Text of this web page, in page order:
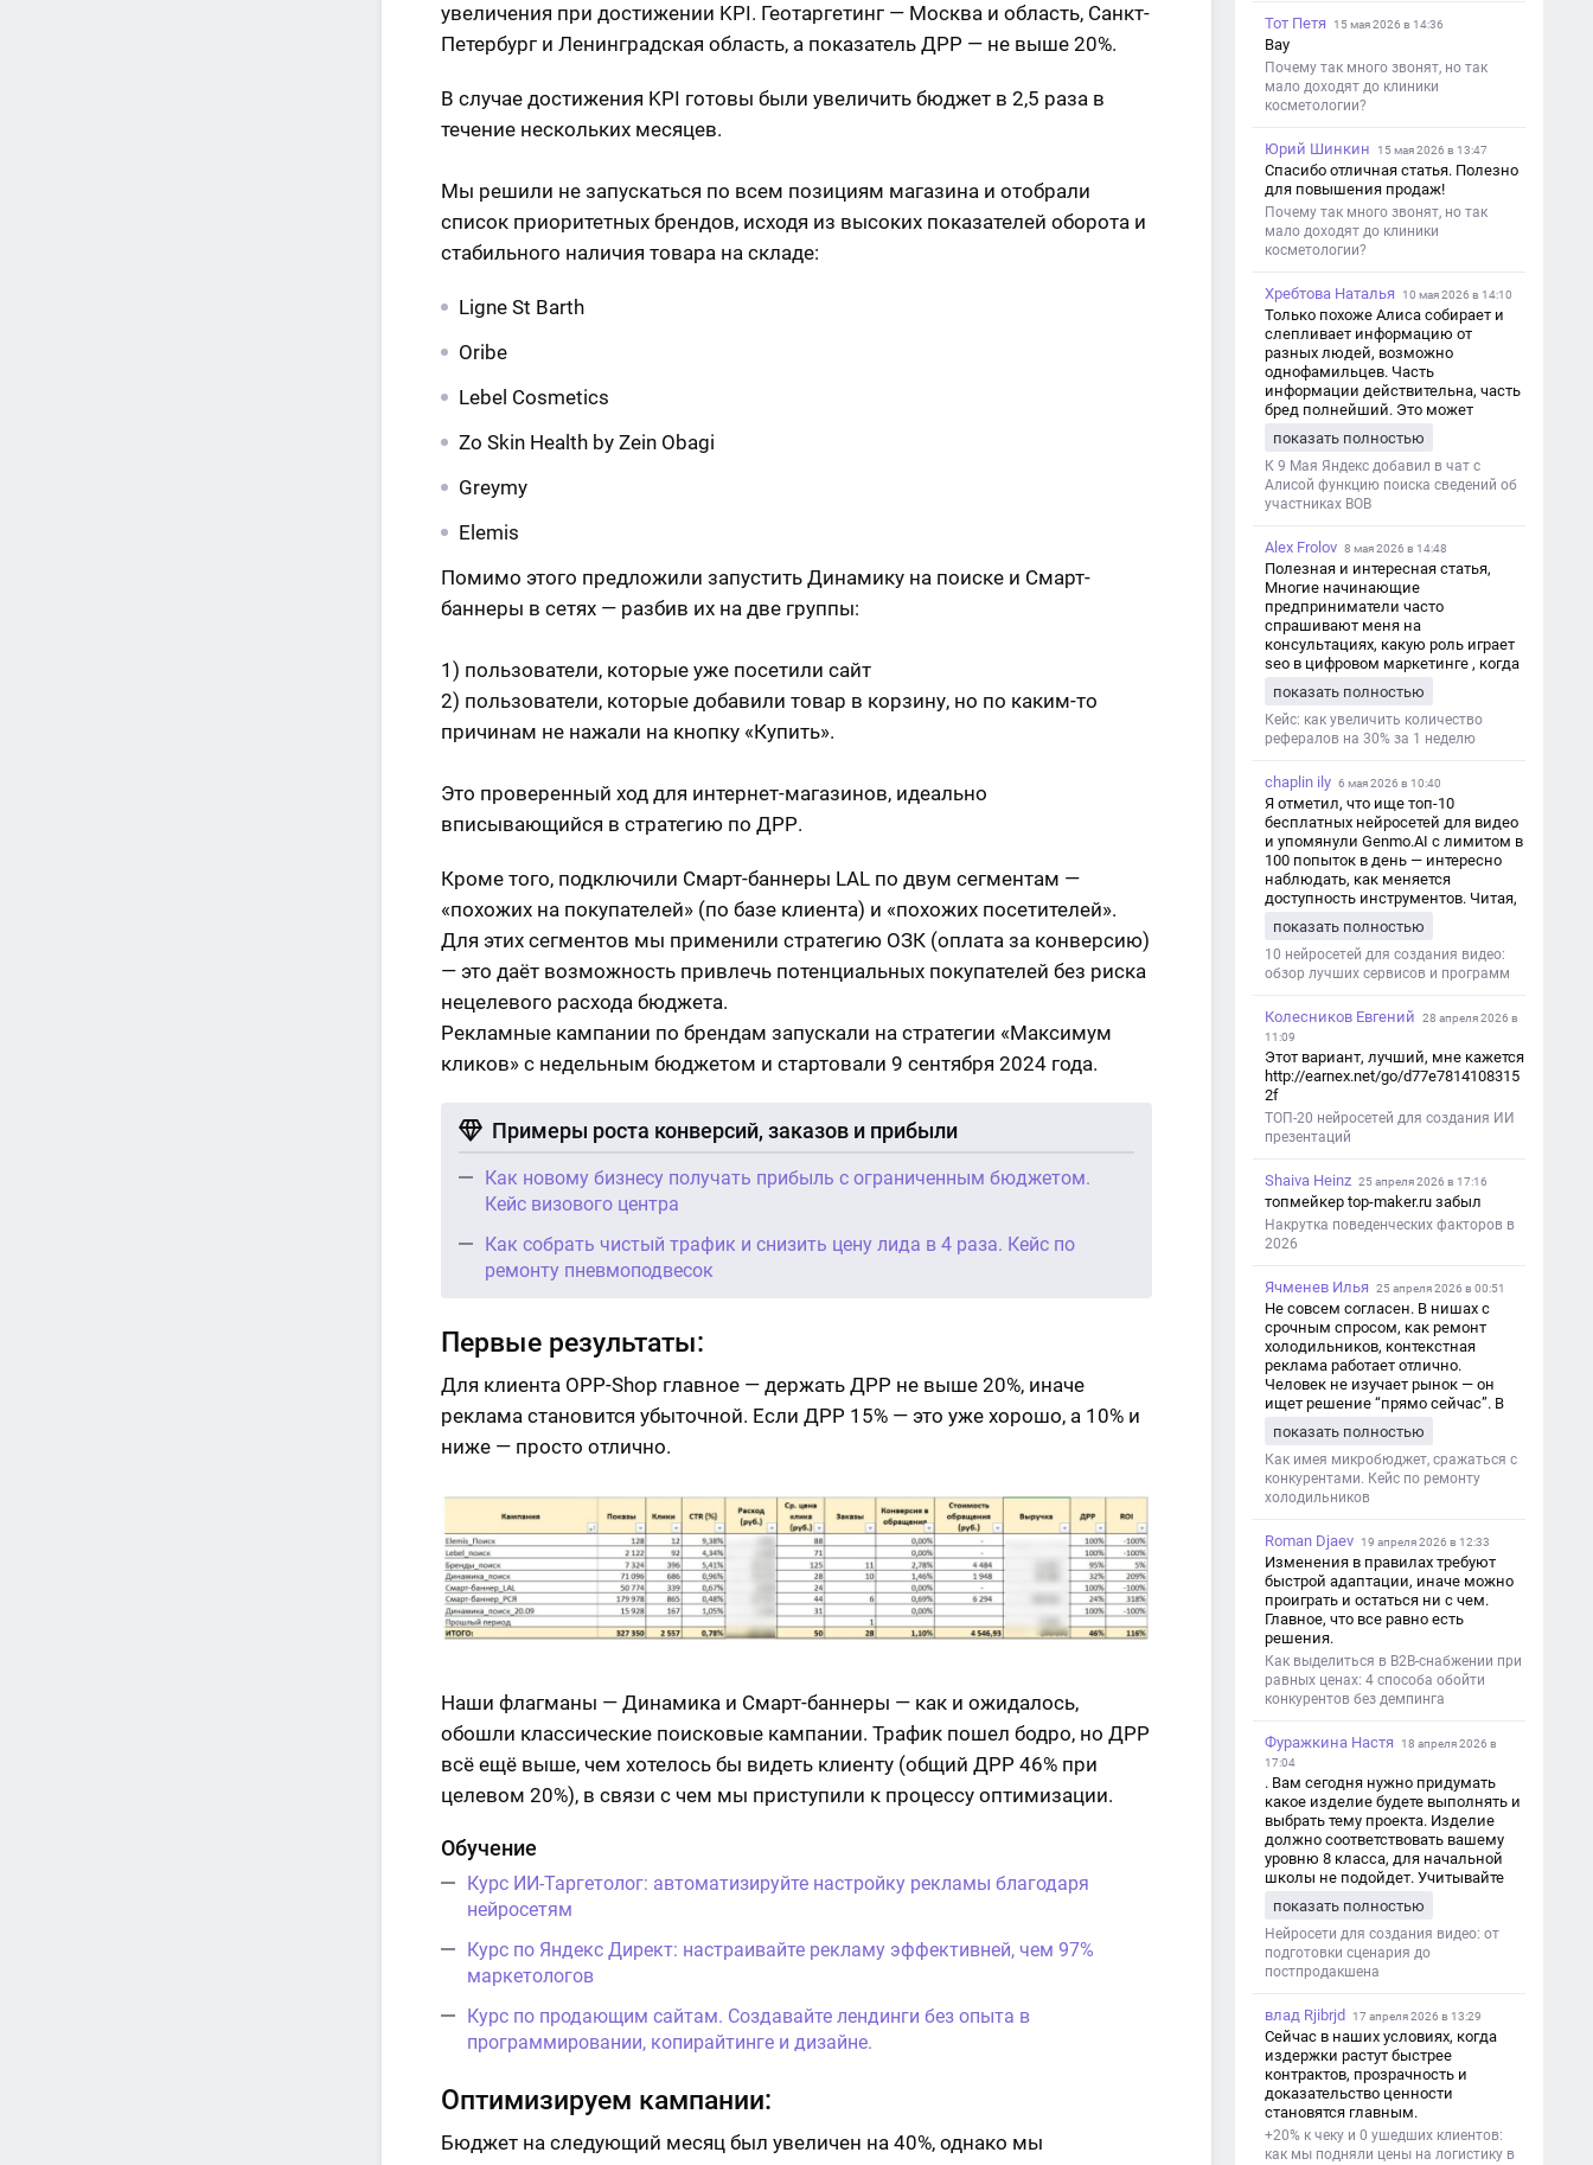
увеличения при достижении KPI. Геотаргетинг — Москва и область, Санкт-
Петербург и Ленинградская область, а показатель ДРР — не выше 20%.
В случае достижения KPI готовы были увеличить бюджет в 2,5 раза в
течение нескольких месяцев.
Мы решили не запускаться по всем позициям магазина и отобрали
список приоритетных брендов, исходя из высоких показателей оборота и
стабильного наличия товара на складе:
Ligne St Barth
Oribe
Lebel Cosmetics
Zo Skin Health by Zein Obagi
Greymy
Elemis
Помимо этого предложили запустить Динамику на поиске и Смарт-
баннеры в сетях — разбив их на две группы:
1) пользователи, которые уже посетили сайт
2) пользователи, которые добавили товар в корзину, но по каким-то
причинам не нажали на кнопку «Купить».
Это проверенный ход для интернет-магазинов, идеально
вписывающийся в стратегию по ДРР.
Кроме того, подключили Смарт-баннеры LAL по двум сегментам —
«похожих на покупателей» (по базе клиента) и «похожих посетителей».
Для этих сегментов мы применили стратегию ОЗК (оплата за конверсию)
— это даёт возможность привлечь потенциальных покупателей без риска
нецелевого расхода бюджета.
Рекламные кампании по брендам запускали на стратегии «Максимум
кликов» с недельным бюджетом и стартовали 9 сентября 2024 года.
Примеры роста конверсий, заказов и прибыли
Как новому бизнесу получать прибыль с ограниченным бюджетом.
Кейс визового центра
Как собрать чистый трафик и снизить цену лида в 4 раза. Кейс по
ремонту пневмоподвесок
Первые результаты:
Для клиента OPP-Shop главное — держать ДРР не выше 20%, иначе
реклама становится убыточной. Если ДРР 15% — это уже хорошо, а 10% и
ниже — просто отлично.
Наши флагманы — Динамика и Смарт-баннеры — как и ожидалось,
обошли классические поисковые кампании. Трафик пошел бодро, но ДРР
всё ещё выше, чем хотелось бы видеть клиенту (общий ДРР 46% при
целевом 20%), в связи с чем мы приступили к процессу оптимизации.
Обучение
Курс ИИ-Таргетолог: автоматизируйте настройку рекламы благодаря
нейросетям
Курс по Яндекс Директ: настраивайте рекламу эффективней, чем 97%
маркетологов
Курс по продающим сайтам. Создавайте лендинги без опыта в
программировании, копирайтинге и дизайне.
Оптимизируем кампании:
Бюджет на следующий месяц был увеличен на 40%, однако мы
Тот Петя 15 мая 2026 в 14:36
Вау
Почему так много звонят, но так
мало доходят до клиники
косметологии?
Юрий Шинкин 15 мая 2026 в 13:47
Спасибо отличная статья. Полезно
для повышения продаж!
Почему так много звонят, но так
мало доходят до клиники
косметологии?
Хребтова Наталья 10 мая 2026 в 14:10
Только похоже Алиса собирает и
слепливает информацию от
разных людей, возможно
однофамильцев. Часть
информации действительна, часть
бред полнейший. Это может
дезинформации
показать полностью
К 9 Мая Яндекс добавил в чат с
Алисой функцию поиска сведений об
участниках ВОВ
Alex Frolov 8 мая 2026 в 14:48
Полезная и интересная статья,
Многие начинающие
предприниматели часто
спрашивают меня на
консультациях, какую роль играет
seo в цифровом маркетинге , когда
обсуждаем их проект:
https://aseotop.com/kakuyu-rol-igraet-
seo-v-czifrovom-marketinge/
показать полностью
Кейс: как увеличить количество
рефералов на 30% за 1 неделю
chaplin ily 6 мая 2026 в 10:40
Я отметил, что ище топ-10
бесплатных нейросетей для видео
и упомянули Genmo.AI с лимитом в
100 попыток в день — интересно
наблюдать, как меняется
доступность инструментов. Читая,
с короткими клипами в телеграм-
каналах YAGLA и Kokoc Group. Flux 2
показать полностью
10 нейросетей для создания видео:
обзор лучших сервисов и программ
Колесников Евгений
28 апреля 2026 в
11:09
Этот вариант, лучший, мне кажется
http://earnex.net/go/d77e7814108315
2f
ТОП-20 нейросетей для создания ИИ
презентаций
Shaiva Heinz 25 апреля 2026 в 17:16
топмейкер top-maker.ru забыл
Накрутка поведенческих факторов в
2026
Ячменев Илья 25 апреля 2026 в 00:51
Не совсем согласен. В нишах с
срочным спросом, как ремонт
холодильников, контекстная
реклама работает отлично.
Человек не изучает рынок — он
ищет решение “прямо сейчас”. В
и ловит самый горячий трафик,
тогда как SEO в таких задачах
просто не успевает.
показать полностью
Как имея микробюджет, сражаться с
конкурентами. Кейс по ремонту
холодильников
Roman Djaev 19 апреля 2026 в 12:33
Изменения в правилах требуют
быстрой адаптации, иначе можно
проиграть и остаться ни с чем.
Главное, что все равно есть
решения.
Как выделиться в B2B-снабжении при
равных ценах: 4 способа обойти
конкурентов без демпинга
Фуражкина Настя
18 апреля 2026 в
17:04
. Вам сегодня нужно придумать
какое изделие будете выполнять и
выбрать тему проекта. Изделие
должно соответствовать вашему
уровню 8 класса, для начальной
школы не подойдет. Учитывайте
уровня работы. Структура проекта 1.
Титульный лист - Название школы.
- Тип работы: «Проектная работа». -
Тема проекта. - Кто выполнил:
должность учителя. - Город, год. 2.
Введение - Актуальность темы
(почему это важно). - Цель и
задачи проекта. - Объект и предмет
исследования. - Методы работы. 3.
Основная часть - Теоретическая
основные понятия. - Практическая
показать полностью
Нейросети для создания видео: от
подготовки сценария до
постпродакшена
влад Rjibrjd 17 апреля 2026 в 13:29
Сейчас в наших условиях, когда
издержки растут быстрее
контрактов, прозрачность и
доказательство ценности
становятся главным.
+20% к чеку и 0 ушедших клиентов:
как мы подняли цены на логистику в